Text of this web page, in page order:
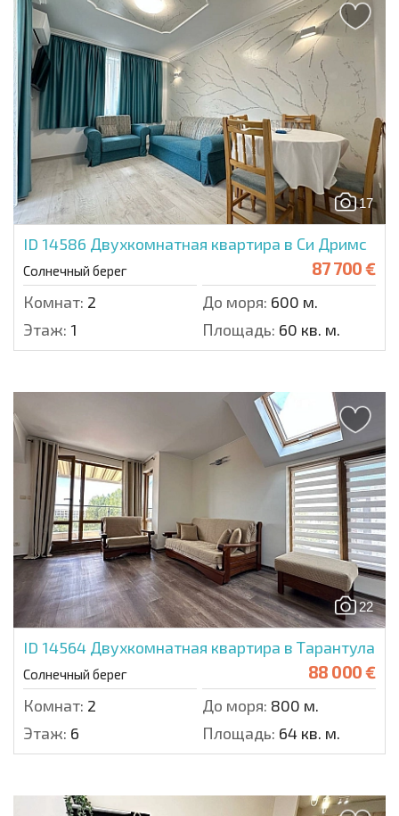
17
ID 14586 Двухкомнатная квартира в Си Дримс
Солнечный берег 87 700 €
Комнат: 2 До моря: 600 м.
Этаж: 1 Площадь: 60 кв. м.
22
ID 14564 Двухкомнатная квартира в Тарантула
Солнечный берег 88 000 €
Комнат: 2 До моря: 800 м.
Этаж: 6 Площадь: 64 кв. м.